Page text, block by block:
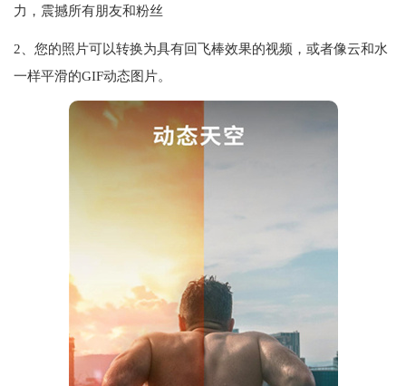
力，震撼所有朋友和粉丝
2、您的照片可以转换为具有回飞棒效果的视频，或者像云和水
一样平滑的GIF动态图片。